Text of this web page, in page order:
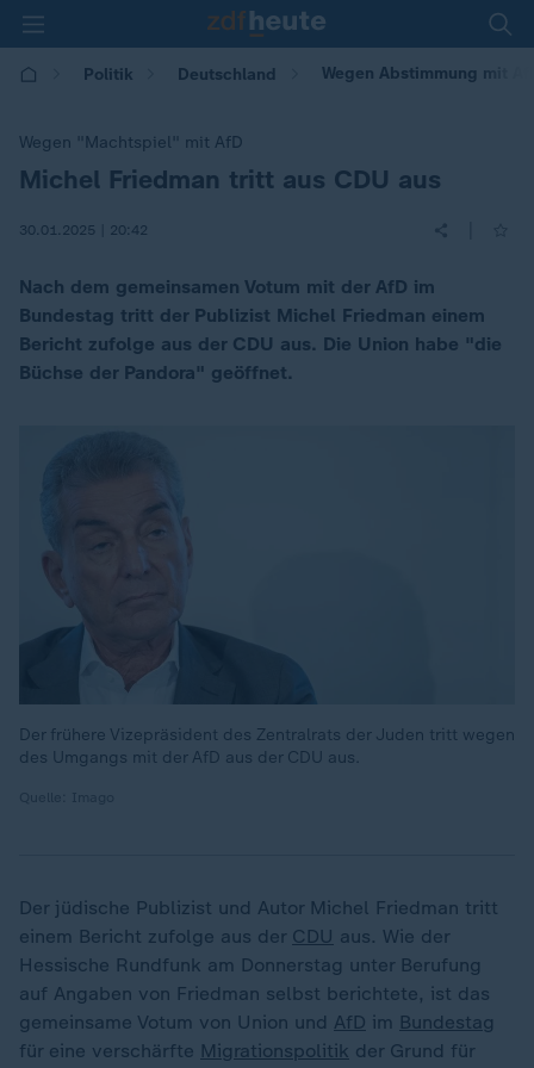
Politik Deutschland Wegen Abstimmung mit
Wegen "Machtspiel" mit AfD
:Michel Friedman tritt aus CDU aus
30.01.2025 | 20:42
Nach dem gemeinsamen Votum mit der AfD im
Bundestag tritt der Publizist Michel Friedman einem
Bericht zufolge aus der CDU aus. Die Union habe "die
Büchse der Pandora" geöffnet.
Der frühere Vizepräsident des Zentralrats der Juden tritt wegen
des Umgangs mit der AfD aus der CDU aus.
Der jüdische Publizist und Autor Michel Friedman tritt
einem Bericht zufolge aus der CDU aus. Wie der
Hessische Rundfunk am Donnerstag unter Berufung
auf Angaben von Friedman selbst berichtete, ist das
gemeinsame Votum von Union und AfD im Bundestag
für eine verschärfte Migrationspolitik der Grund für